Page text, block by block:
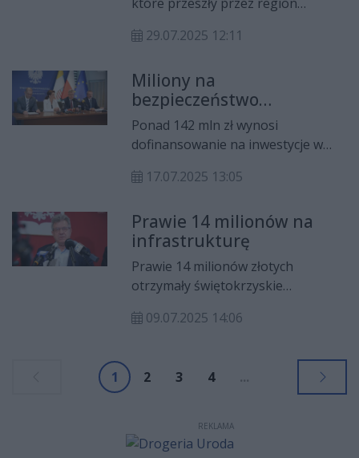
które przeszły przez region
województwie została opanowana.
skutków, niektóre powiaty
ucierpiały. Władze przypominają o
dostępnych formach pomocy
finansowej dla poszkodowanych.
29.07.2025 12:11
Miliony na
bezpieczeństwo
mieszkańców regionu
Ponad 142 mln zł wynosi
dofinansowanie na inwestycje w
w 2026 roku. Niewiele mniej, bo 132
związane z programem Programu
Ochrony Ludności i Obrony
Cywilnej.
17.07.2025 13:05
Prawie 14 milionów na
infrastrukturę
Prawie 14 milionów złotych
otrzymały świętokrzyskie
mostów. Powiat kielecki otrzymał 2
09.07.2025 14:06
1 2 3 4 ...
REKLAMA